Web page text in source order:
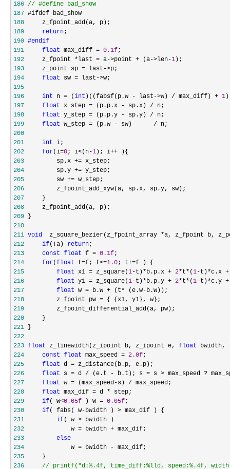
186 // #define bad_show
187
188
189
return
190 #endif
191
float max_diff = 0.1f
192
     z_fpoint *last = a->point + (a->len-
1
193
     z_point sp = last->
194
float sw = last->
195
196
int n = (int )((fabsf(p.w - last->w) / max_diff) + 1
197
float x_step = (p.p.x - sp.x) /
198
float y_step = (p.p.y - sp.y) /
199
float w_step = (p.w - sw)      /
200
201
int
202
for(i=0; i<(n-1 ); i++
203
         sp.x +=
204
         sp.y +=
205
         sw +=
206
207
208
209
210
211 void
  z_square_bezier(z_fpoint_array *
212
if(!a) return
213
const float f = 0.1f
214
for(float t=f; t<=1.0; t+=
215
float x1 = z_square(1-t)*b.p.x + 2*t*(1-t)*c.x +
216
float y1 = z_square(1-t)*b.p.y + 2*t*(1-t)*c.y +
217
float w = b.w + (t* (e.w-
218
         z_fpoint pw =
219
220
221
222
223 float z_linewidth(z_ipoint b, z_ipoint e, float bwidth,
224
const float max_speed = 2.0f
225
float d =
226
float s = d / (e.t - b.t); s = s > max_speed ?
227
float w = (max_speed-s) /
228
float max_dif = d *
229
if( w<0.05f ) w = 0.05f
230
if( fabs( w-bwidth ) >
231
if( w >
232
             w = bwidth +
233
else
234
             w = bwidth -
235
236
// printf("d:%.4f, time_diff:%lld, speed:%.4f,